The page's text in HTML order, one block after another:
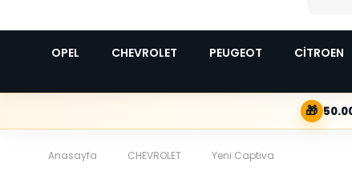
OPEL CHEVROLET PEUGEOT CİTROEN
🎁
Anasayfa CHEVROLET Yeni Captiva